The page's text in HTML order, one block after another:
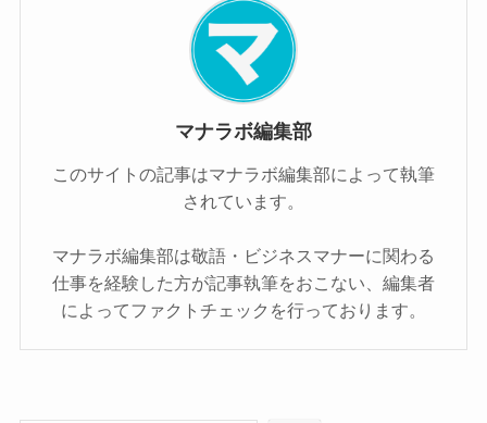
マナラボ編集部
このサイトの記事はマナラボ編集部によって執筆
されています。
マナラボ編集部は敬語・ビジネスマナーに関わる
仕事を経験した方が記事執筆をおこない、編集者
によってファクトチェックを行っております。